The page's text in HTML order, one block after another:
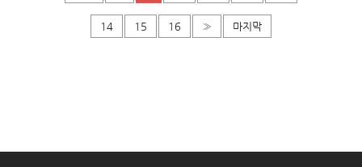
14 15 16 » 마지막